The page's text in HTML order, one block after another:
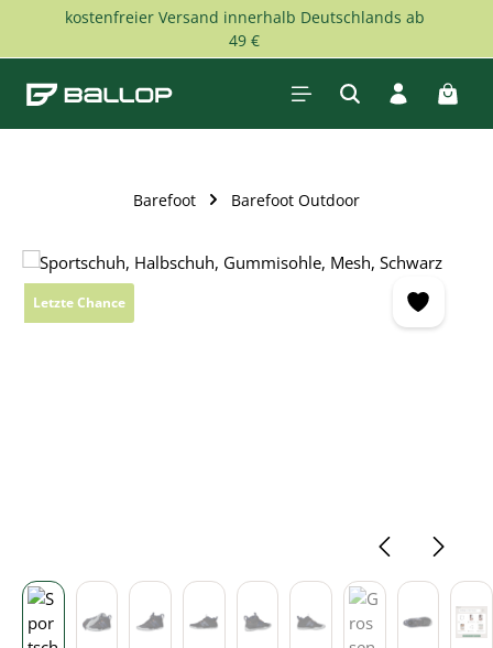
Zum Hauptinhalt springen
kostenfreier Versand innerhalb Deutschlands ab
49 €
Barefoot Barefoot Outdoor
Bildergalerie überspringen
Letzte Chance